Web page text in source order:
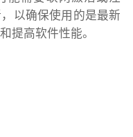
以确保使用的是最新
提高软件性能。